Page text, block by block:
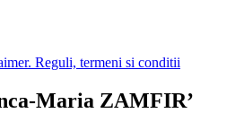
Reguli, termeni si conditii
Maria ZAMFIR’